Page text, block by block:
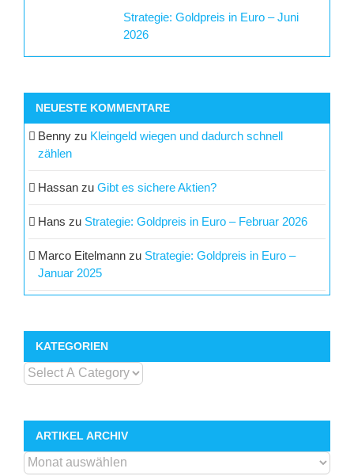
Strategie: Goldpreis in Euro – Juni
2026
NEUESTE KOMMENTARE
Benny zu Kleingeld wiegen und dadurch schnell
zählen
Hassan zu Gibt es sichere Aktien?
Hans zu Strategie: Goldpreis in Euro – Februar 2026
Marco Eitelmann zu Strategie: Goldpreis in Euro –
Januar 2025
KATEGORIEN
ARTIKEL ARCHIV
ARTIKEL